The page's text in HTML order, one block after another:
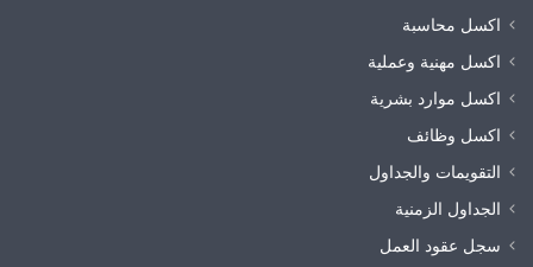
اكسل محاسبة
اكسل مهنية وعملية
اكسل موارد بشرية
اكسل وظائف
التقويمات والجداول
الجداول الزمنية
سجل عقود العمل